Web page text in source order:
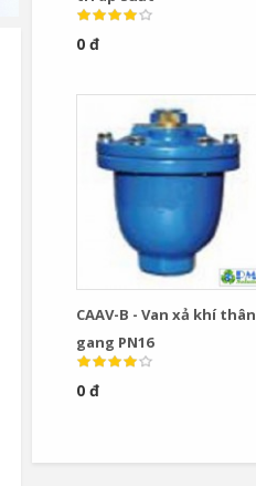
0 đ
CAAV-B - Van xả khí thân
gang PN16
0 đ
Bơm Thu Hồi Nước
Ngưng TLV...
0
Bơm Thu Hồi Nước
Ngưng Chân...
0